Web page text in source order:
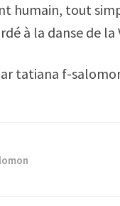
humain, tout
à la danse de la
tatiana f-